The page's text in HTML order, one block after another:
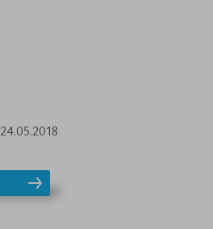
24.05.2018